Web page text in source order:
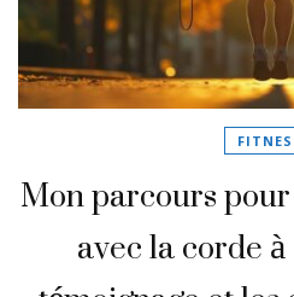
Mon parcours
avec la corde